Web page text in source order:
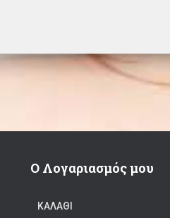
Ο Λογαριασμός μου
ΚΑΛΆΘΙ